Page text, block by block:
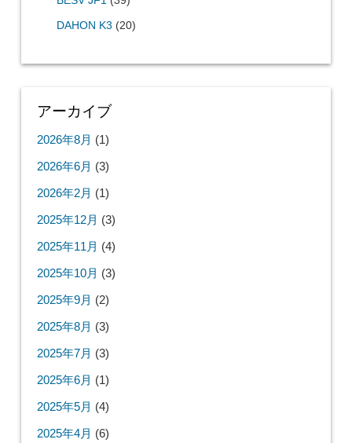
DAHON K3 (20)
アーカイブ
2026年8月 (1)
2026年6月 (3)
2026年2月 (1)
2025年12月 (3)
2025年11月 (4)
2025年10月 (3)
2025年9月 (2)
2025年8月 (3)
2025年7月 (3)
2025年6月 (1)
2025年5月 (4)
2025年4月 (6)